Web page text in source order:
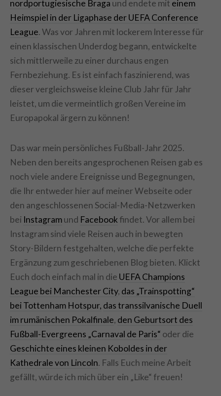
nordportugiesische Braga und endete mit einem
Heimspiel in der Ligaphase der UEFA Conference
League. Was vor Jahren mit lockerem Interesse für
einen klassischen Underdog begann, entwickelte
sich mittlerweile zu einer durchaus engen
Fernbeziehung. Es ist einfach faszinierend, was
dieser vergleichsweise kleine Club Jahr für Jahr
leistet, um die vermeintlich großen Vereine im
Europapokal ärgern zu können!
Das war mein persönliches Fußball-Jahr 2025.
Neben den bereits angesprochenen Reisen gab es
noch viele andere Ereignisse und Begegnungen,
die Ihr entweder hier auf meiner Webseite oder
den angeschlossenen Social-Media-Netzwerken
bei Instagramund Facebook findet. Vor allem bei
Instagram sind viele Reisen auch in bewegten
Story-Bildern festgehalten, welche die perfekte
Ergänzung zum geschriebenen Blog bieten. Klickt
Euch doch einfach mal in die UEFA Champions
League bei Manchester City, das „Trainspotting“
bei Tottenham Hotspur, das transsilvanische Duell
im rumänischen Pokalfinale, den Geburtsort des
Fußball-Evergreens „Carnaval de Paris“ oder die
Geschichte eines kleinen Koboldes in der
Kathedrale von Lincoln. Falls Euch meine Arbeit
gefällt, würde ich mich über ein „Like“ freuen!